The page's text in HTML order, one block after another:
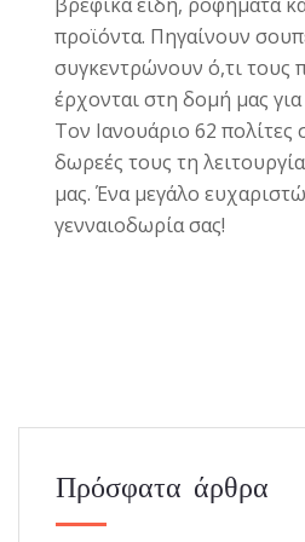
προϊόντα. Πηγαίνουν
συγκεντρώνουν ό,τι τους
έρχονται στη δομή μας
Τον Ιανουάριο 62 πολίτες
δωρεές τους τη
μας. Ένα μεγάλο
γενναιοδωρία σας!
Πρόσφατα άρθρα